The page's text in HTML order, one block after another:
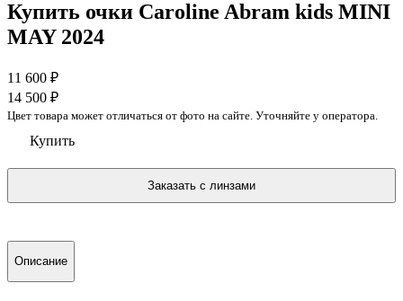
Купить очки Caroline Abram kids MINI
MAY 2024
11 600 ₽
14 500 ₽
Цвет товара может отличаться от фото на сайте. Уточняйте у оператора.
Купить
Описание